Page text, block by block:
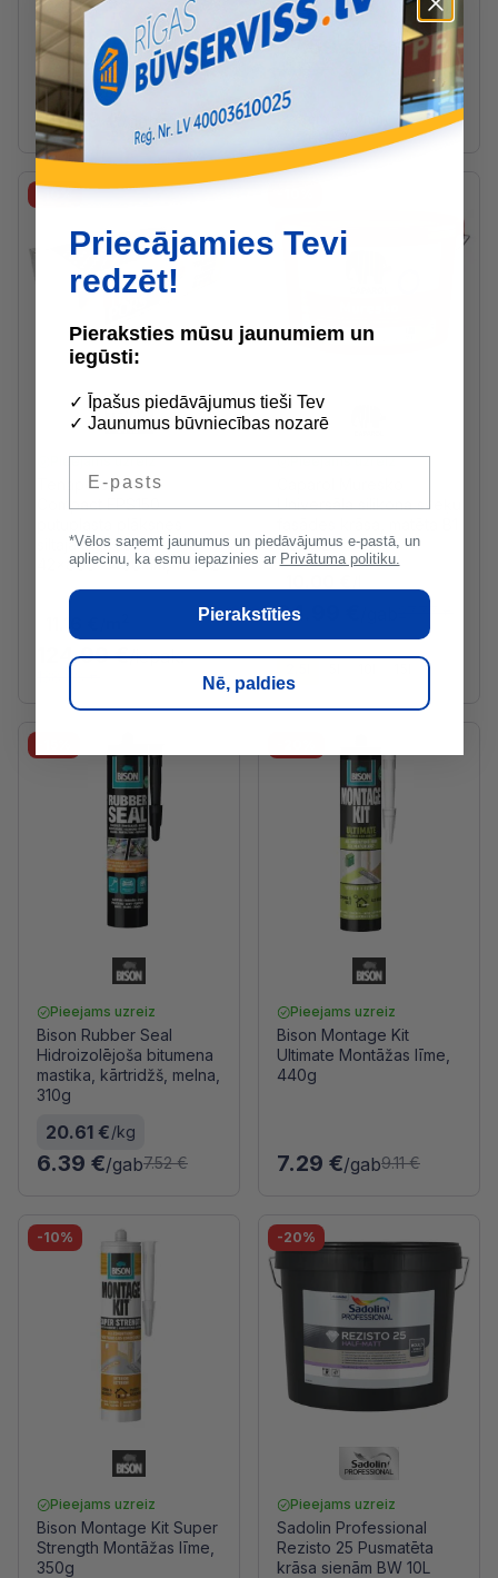
6.40 €/l
63.99 € /gab75.28 €
3.76 €/ m2
37.59 € /iepak.
-10%
Pieejams uzreiz
Tenapors Termo
Compact EPS150
siltajām grīdām,
42x800x1400mm, 11.2m2
124.99 €/iepak.
Pieejams uzreiz
Universāla silikona sveķu
2.5L NEW
24.99 €
Pieejams uzreiz
Bison Rubber Seal
Hidroizolējoša bitumena
mastika, kārtridžš, melna,
310g
20.61 €/kg
6.39 €/gab7.52 €
Pieejams uzreiz
Bison Montage Kit
Ultimate Montāžas līme,
440g
7.29 €/gab9.11 €
-10%
Pieejams uzreiz
Bison Montage Kit Super
Strength Montāžas līme,
350g
-20%
Pieejams uzreiz
Sadolin Professional
Rezisto 25 Pusmatēta
krāsa sienām BW 10L
Priecājamies Tevi
redzēt!
Pieraksties mūsu jaunumiem un
iegūsti:
✓ Īpašus piedāvājumus tieši Tev
✓ Jaunumus būvniecības nozarē
*Vēlos saņemt jaunumus un piedāvājumus e-pastā, un
apliecinu, ka esmu iepazinies ar Privātuma politiku.
Pierakstīties
Nē, paldies